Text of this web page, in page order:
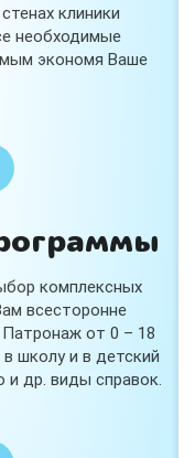
клиники
необходимые
экономя Ваше
комплексных
всесторонне
от 0 – 18
школу и в детский
и др. виды справок.